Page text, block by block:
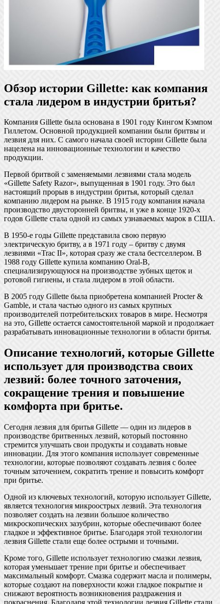
Обзор истории Gillette: как компания
стала лидером в индустрии бритья?
Компания Gillette была основана в 1901 году Кингом Кэмпом
Гиллетом. Основной продукцией компании были бритвы и
лезвия для них. С самого начала своей истории Gillette была
нацелена на инновационные технологии и качество
продукции.
Первой бритвой с заменяемыми лезвиями стала модель
«Gillette Safety Razor», выпущенная в 1901 году. Это был
настоящий прорыв в индустрии бритья, который сделал
компанию лидером на рынке. В 1915 году компания начала
производство двусторонней бритвы, и уже в конце 1920-х
годов Gillette стала одной из самых узнаваемых марок в США.
В 1950-е годы Gillette представила свою первую
электрическую бритву, а в 1971 году – бритву с двумя
лезвиями «Trac II», которая сразу же стала бестселлером. В
1988 году Gillette купила компанию Oral-B,
специализирующуюся на производстве зубных щеток и
ротовой гигиены, и стала лидером в этой области.
В 2005 году Gillette была приобретена компанией Procter &
Gamble, и стала частью одного из самых крупных
производителей потребительских товаров в мире. Несмотря
на это, Gillette остается самостоятельной маркой и продолжает
разрабатывать инновационные технологии в области бритья.
Описание технологий, которые Gillette
использует для производства своих
лезвий: более точного заточения,
сокращение трения и повышение
комфорта при бритье.
Сегодня лезвия для бритья Gillette — один из лидеров в
производстве бритвенных лезвий, который постоянно
стремится улучшать свои продукты и создавать новые
инновации. Для этого компания использует современные
технологии, которые позволяют создавать лезвия с более
точным заточением, сократить трение и повысить комфорт
при бритье.
Одной из ключевых технологий, которую использует Gillette,
является технология микроострых лезвий. Эта технология
позволяет создать на лезвии большое количество
микроскопических зазубрин, которые обеспечивают более
гладкое и эффективное бритье. Благодаря этой технологии
лезвия Gillette стали еще более острыми и точными.
Кроме того, Gillette использует технологию смазки лезвия,
которая уменьшает трение при бритье и обеспечивает
максимальный комфорт. Смазка содержит масла и полимеры,
которые создают на поверхности кожи гладкое покрытие и
снижают вероятность возникновения раздражения и